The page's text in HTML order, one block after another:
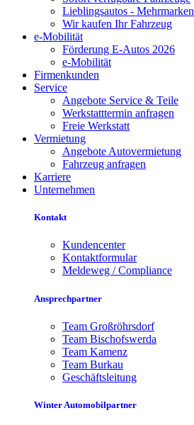
Lieblingsautos - Mehrmarken
Wir kaufen Ihr Fahrzeug
e-Mobilität
Förderung E-Autos 2026
e-Mobilität
Firmenkunden
Service
Angebote Service & Teile
Werkstatttermin anfragen
Freie Werkstatt
Vermietung
Angebote Autovermietung
Fahrzeug anfragen
Karriere
Unternehmen
Kontakt
Kundencenter
Kontaktformular
Meldeweg / Compliance
Ansprechpartner
Team Großröhrsdorf
Team Bischofswerda
Team Kamenz
Team Burkau
Geschäftsleitung
Winter Automobilpartner